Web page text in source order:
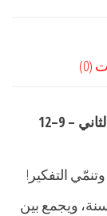
(0)
اللغة العربية – فهم المقروء (المستوى الثاني – 9–12
التفكير!